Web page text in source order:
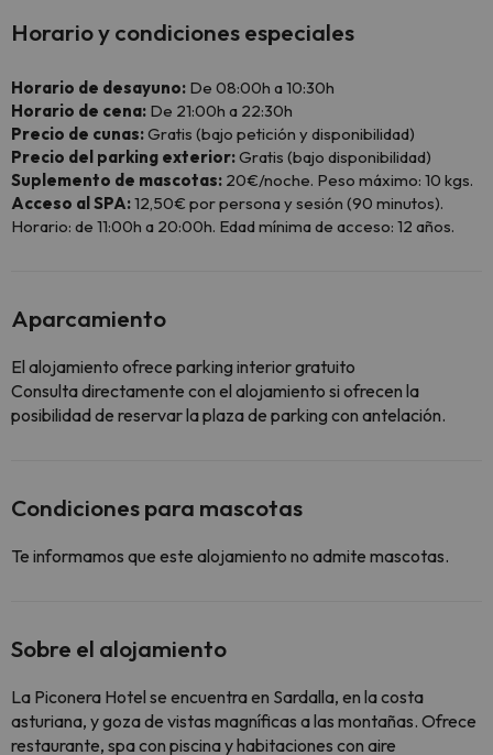
Horario y condiciones especiales
Horario de desayuno: De 08:00h a 10:30h
Horario de cena: De 21:00h a 22:30h
Precio de cunas:Gratis (bajo petición y disponibilidad)
Precio del parking exterior:Gratis (bajo disponibilidad)
Suplemento de mascotas: 20€/noche. Peso máximo: 10 kgs.
Acceso al SPA:12,50€ por persona y sesión (90 minutos).
Horario: de 11:00h a 20:00h. Edad mínima de acceso: 12 años.
Aparcamiento
El alojamiento ofrece parking interior gratuito
Consulta directamente con el alojamiento si ofrecen la
posibilidad de reservar la plaza de parking con antelación.
Condiciones para mascotas
Te informamos que este alojamiento no admite mascotas.
Sobre el alojamiento
La Piconera Hotel se encuentra en Sardalla, en la costa
asturiana, y goza de vistas magníficas a las montañas. Ofrece
restaurante, spa con piscina y habitaciones con aire